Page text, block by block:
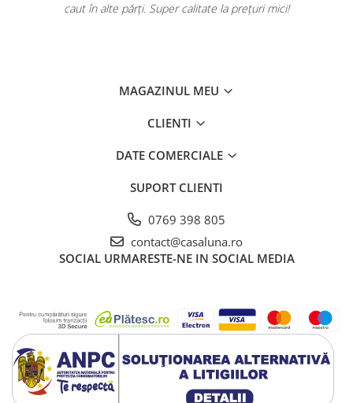
caut în alte părți. Super calitate la prețuri mici!
MAGAZINUL MEU
CLIENTI
DATE COMERCIALE
SUPORT CLIENTI
0769 398 805
contact@casaluna.ro
SOCIAL URMARESTE-NE IN SOCIAL MEDIA